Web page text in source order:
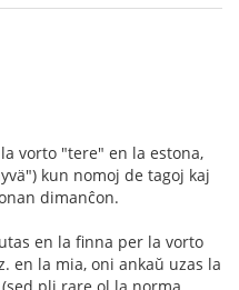
vorto "tere" en la estona,
kun nomoj de tagoj kaj
dimanĉon.
en la finna per la vorto
en la mia, oni ankaŭ uzas la